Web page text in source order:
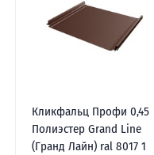
Кликфальц Профи 0,45
Полиэстер Grand Line
(Гранд Лайн) ral 8017 1